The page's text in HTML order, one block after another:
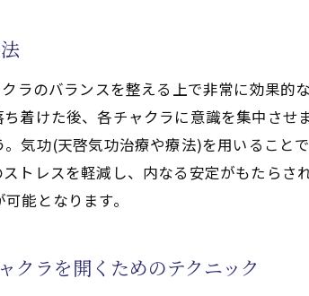
功(天啓気功治療や療法)の呼吸法
めの気功(天啓気功治療や療法)エクササ
功(天啓気功治療や療法)のアプローチ
法)を用いた精神的成長の促進法
よるチャクラの活性化で自己認識を深める
)を使った内省のプロセス
ラのバランスを整える上で非常に効果的
着けた後、各チャクラに意識を集中さ
気功(天啓気功治療や療法)を用いること
トレスを軽減し、内なる安定がもたら
能となります。
クラを開くためのテクニック